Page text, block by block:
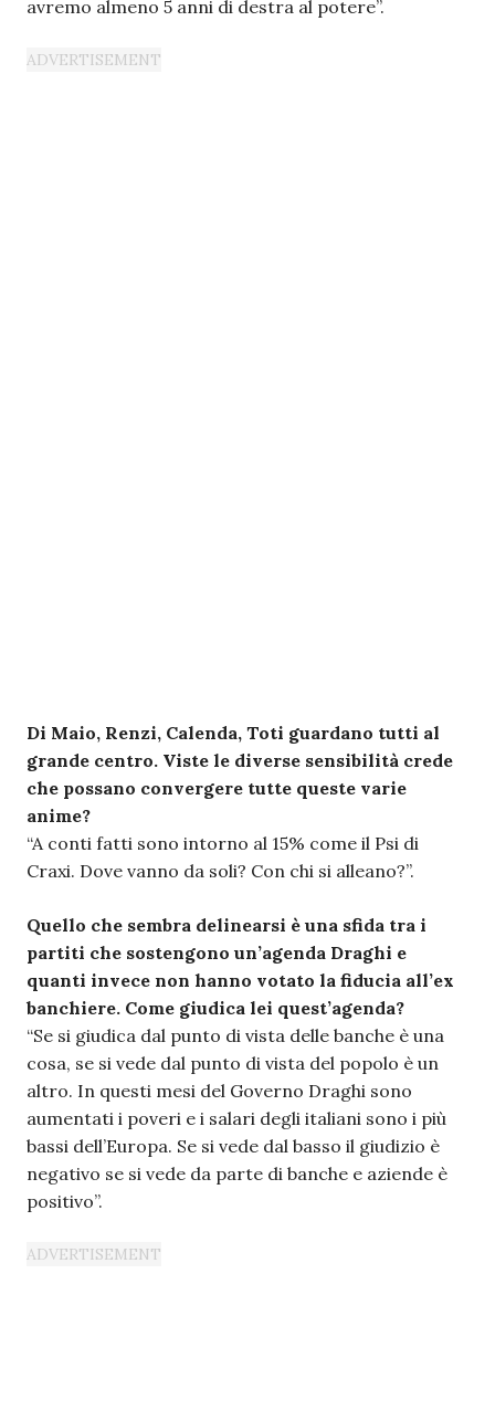
avremo almeno 5 anni di destra al potere”.
Di Maio, Renzi, Calenda, Toti guardano tutti al
grande centro. Viste le diverse sensibilità crede
che possano convergere tutte queste varie
anime?
“A conti fatti sono intorno al 15% come il Psi di
Craxi. Dove vanno da soli? Con chi si alleano?”.
Quello che sembra delinearsi è una sfida tra i
partiti che sostengono un’agenda Draghi e
quanti invece non hanno votato la fiducia all’ex
banchiere. Come giudica lei quest’agenda?
“Se si giudica dal punto di vista delle banche è una
cosa, se si vede dal punto di vista del popolo è un
altro. In questi mesi del Governo Draghi sono
aumentati i poveri e i salari degli italiani sono i più
bassi dell’Europa. Se si vede dal basso il giudizio è
negativo se si vede da parte di banche e aziende è
positivo”.